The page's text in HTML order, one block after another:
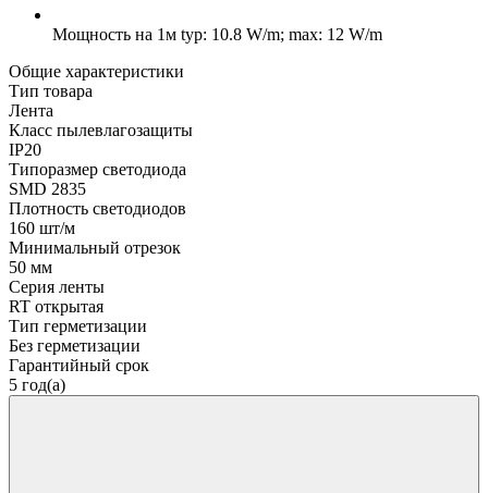
Мощность на 1м typ: 10.8 W/m; max: 12 W/m
Общие характеристики
Тип товара
Лента
Класс пылевлагозащиты
IP20
Типоразмер светодиода
SMD 2835
Плотность светодиодов
160 шт/м
Минимальный отрезок
50 мм
Серия ленты
RT открытая
Тип герметизации
Без герметизации
Гарантийный срок
5 год(а)